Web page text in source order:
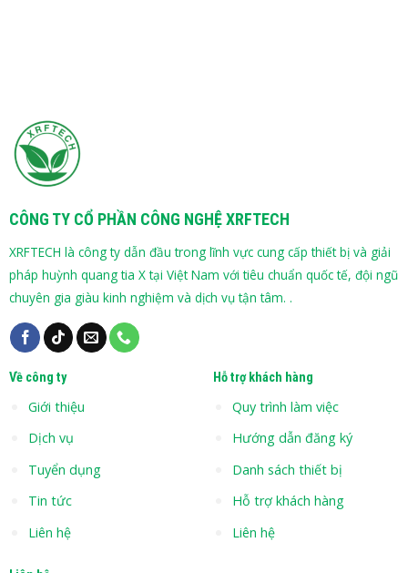
CÔNG TY CỔ PHẦN CÔNG NGHỆ XRFTECH
XRFTECH là công ty dẫn đầu trong lĩnh vực cung cấp thiết bị và giải
pháp huỳnh quang tia X tại Việt Nam với tiêu chuẩn quốc tế, đội ngũ
chuyên gia giàu kinh nghiệm và dịch vụ tận tâm. .
Về công ty
Giới thiệu
Dịch vụ
Tuyển dụng
Tin tức
Liên hệ
Hỗ trợ khách hàng
Quy trình làm việc
Hướng dẫn đăng ký
Danh sách thiết bị
Hỗ trợ khách hàng
Liên hệ